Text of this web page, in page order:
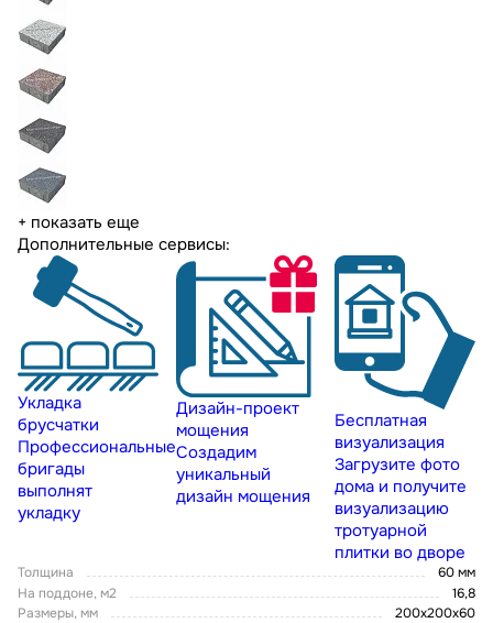
+ показать еще
Дополнительные сервисы:
Укладка
брусчатки
Профессиональные
бригады
выполнят
укладку
Дизайн-проект
мощения
Создадим
уникальный
дизайн мощения
Бесплатная
визуализация
Загрузите фото
дома и получите
визуализацию
тротуарной
плитки во дворе
Толщина
60 мм
На поддоне, м2
16,8
Размеры, мм
200х200х60